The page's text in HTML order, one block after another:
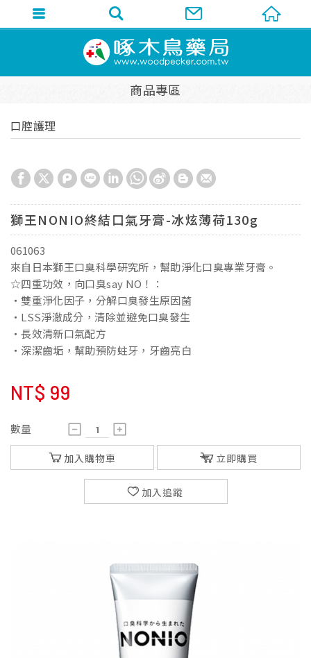
商品專區
口腔護理
獅王NONIO終結口氣牙膏-冰炫薄荷130g
061063
來自日本獅王口臭科學研究所，幫助淨化口臭專業牙膏。
☆四重功效，向口臭say NO！：
・雙重淨化因子，分解口臭發生原因菌
・LSS淨澈成分，清除並避免口臭發生
・長效清新口氣配方
・深潔齒垢，幫助預防蛀牙，牙齒亮白
NT$ 99
數量
加入購物車 立即購買
加入追蹤